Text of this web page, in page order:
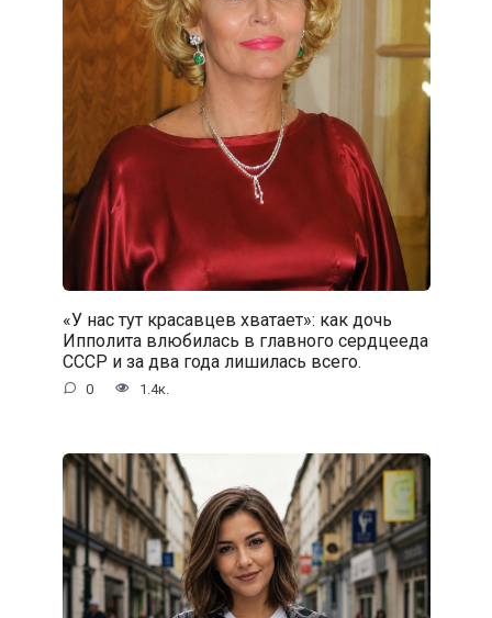
«У нас тут красавцев хватает»: как дочь
Ипполита влюбилась в главного сердцееда
СССР и за два года лишилась всего.
0 1.4к.